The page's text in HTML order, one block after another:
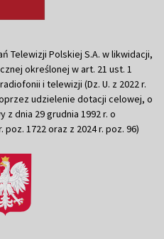
Telewizji Polskiej S.A. w likwidacji,
określonej w art. 21 ust. 1
i telewizji (Dz. U. z 2022 r.
udzielenie dotacji celowej, o
z dnia 29 grudnia 1992 r. o
1722 oraz z 2024 r. poz. 96)